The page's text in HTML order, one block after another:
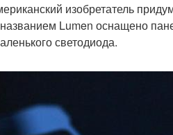
изобретатель
Lumen оснащено
светодиода.